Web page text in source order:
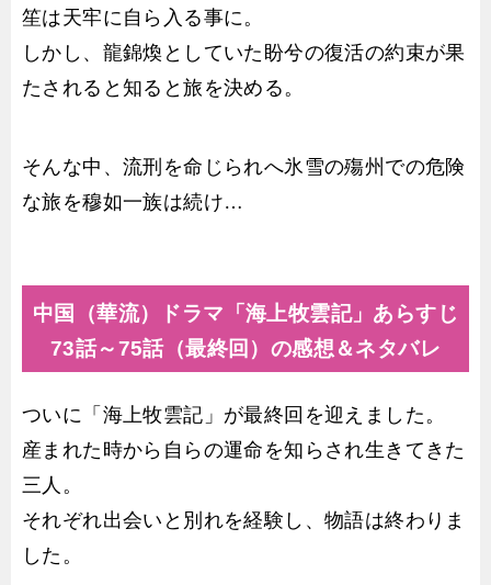
笙は天牢に自ら入る事に。
しかし、龍錦煥としていた盼兮の復活の約束が果
たされると知ると旅を決める。
そんな中、流刑を命じられへ氷雪の殤州での危険
な旅を穆如一族は続け…
中国（華流）ドラマ「海上牧雲記」あらすじ
73話～75話（最終回）の感想＆ネタバレ
ついに「海上牧雲記」が最終回を迎えました。
産まれた時から自らの運命を知らされ生きてきた
三人。
それぞれ出会いと別れを経験し、物語は終わりま
した。